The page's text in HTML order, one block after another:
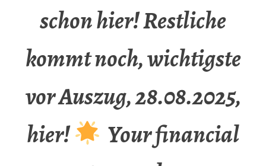
schon hier! Restliche
kommt noch, wichtigste
vor Auszug, 28.08.2025,
hier!
Your financial